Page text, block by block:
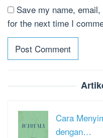
Save my name,
for the next time I
Cara
dengan…